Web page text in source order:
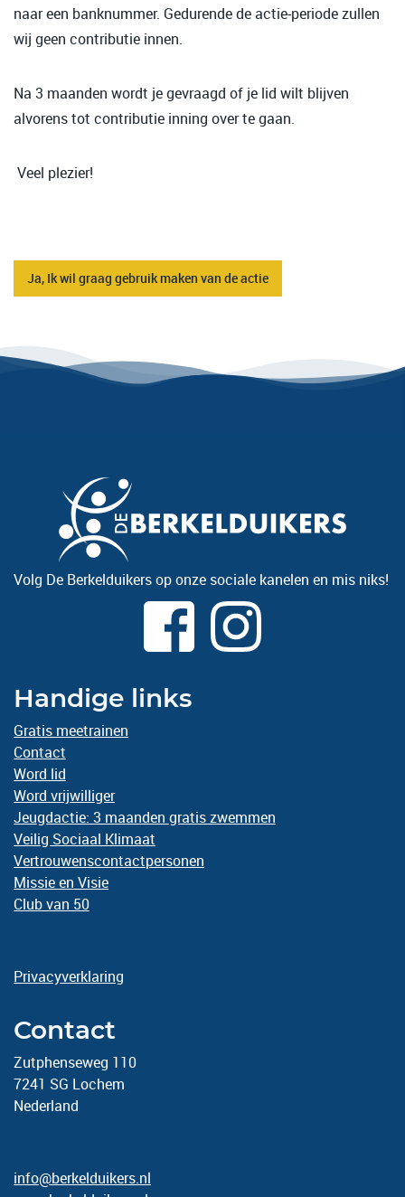
naar een banknummer. Gedurende de actie-periode zullen
wij geen contributie innen.
Na 3 maanden wordt je gevraagd of je lid wilt blijven
alvorens tot contributie inning over te gaan.
Veel plezier!
Ja, Ik wil graag gebruik maken van de actie
Volg De Berkelduikers op onze sociale kanelen en mis niks!
Handige links
Gratis meetrainen
Contact
Word lid
Word vrijwilliger
Jeugdactie: 3 maanden gratis zwemmen
Veilig Sociaal Klimaat
Vertrouwenscontactpersonen
Missie en Visie
Club van 50
Privacyverklaring
Contact
Zutphenseweg 110
7241 SG Lochem
Nederland
info@berkelduikers.nl